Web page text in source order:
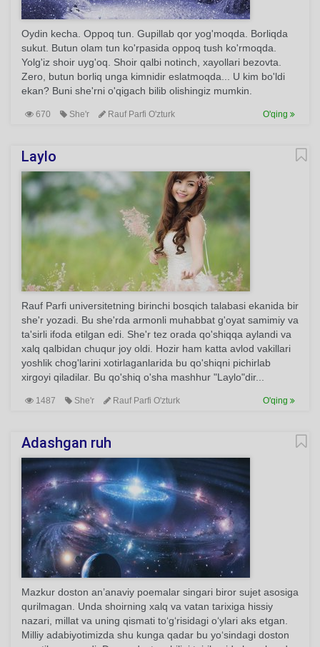
Oydin kecha. Oppoq tun. Gupillab qor yog'moqda. Borliqda
sukut. Butun olam tun ko'rpasida oppoq tush ko'rmoqda.
Yolg'iz shoir uyg'oq. Shoir qalbi notinch, xayollari bezovta.
Zero, butun borliq unga kimnidir eslatmoqda... U kim bo'ldi
ekan? Buni she'rni o'qigach bilib olishingiz mumkin.
670 She'r Rauf Parfi O'zturk O'qing
Laylo
Rauf Parfi universitetning birinchi bosqich talabasi ekanida bir
she'r yozadi. Bu she'rda armonli muhabbat g'oyat samimiy va
ta'sirli ifoda etilgan edi. She'r tez orada qo'shiqqa aylandi va
xalq qalbidan chuqur joy oldi. Hozir ham katta avlod vakillari
yoshlik chog'larini xotirlaganlarida bu qo'shiqni pichirlab
xirgoyi qiladilar. Bu qo'shiq o'sha mashhur "Laylo"dir...
1487 She'r Rauf Parfi O'zturk O'qing
Adashgan ruh
Mazkur doston an’anaviy poemalar singari biror sujet asosiga
qurilmagan. Unda shoirning xalq va vatan tarixiga hissiy
nazari, millat va uning qismati to‘g‘risidagi o‘ylari aks etgan.
Milliy adabiyotimizda shu kunga qadar bu yo‘sindagi doston